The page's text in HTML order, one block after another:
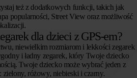
też z dodatkowych funkcji, takich jak
popularności, Street View oraz możliwość
niewielkim rozmiarom i lekkości zegarek
i ładny zegarek, który Twoje dziecko
Twoje dziecko może wybrać jeden z
zielony, różowy, niebieski i czarny.
dla dzieci z GPS-em?